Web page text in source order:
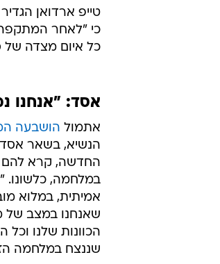
טייפ ארדואן
כי "לאחר
כל איום מצדה של
אסד: "אנחנו
אתמול הושבעה
הנשיא, בשאר
החדשה, קרא להם
במלחמה, כלשונו.
אמיתית, במלוא
שאנחנו במצב של
הכוונות שלנו
שננצח במלחמה